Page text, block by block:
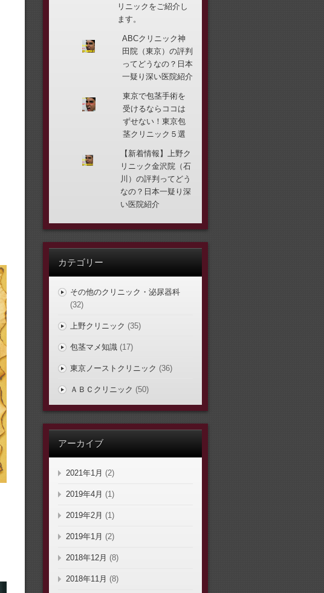
リニックをご紹介し
ます。
ABCクリニック神
田院（東京）の評判
ってどうなの？日本
一疑り深い医院紹介
東京で包茎手術を
受けるならココは
ずせない！東京包
茎クリニック５選
【新着情報】上野ク
リニック金沢院（石
川）の評判ってどう
なの？日本一疑り深
い医院紹介
カテゴリー
その他のクリニック・泌尿器科
(32)
上野クリニック (35)
包茎マメ知識(17)
東京ノーストクリニック (36)
ＡＢＣクリニック (50)
アーカイブ
2021年1月 (2)
2019年4月 (1)
2019年2月 (1)
2019年1月 (2)
2018年12月 (8)
2018年11月 (8)